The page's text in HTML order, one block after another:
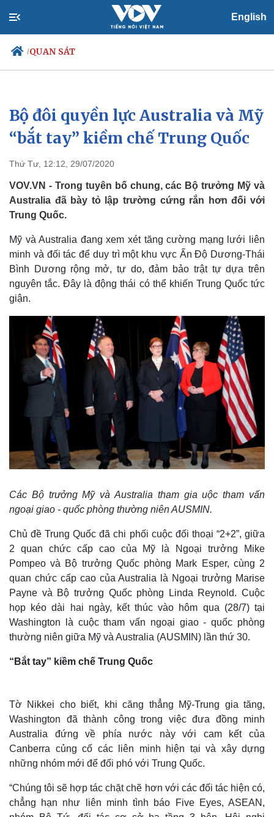
English
/QUAN SÁT
Chính trị
Đảng
Tổ chức nhân sự
Nhận diện sự thật
Xã hội
Tin 24h
Dự báo thời tiết
Việc làm
Biển đảo
Bộ đôi quyền lực Australia và Mỹ
“bắt tay” kiềm chế Trung Quốc
Thứ Tư, 12:12, 29/07/2020
VOV.VN - Trong tuyên bố chung, các Bộ trưởng Mỹ và
Australia đã bày tỏ lập trường cứng rắn hơn đối với
Trung Quốc.
Mỹ và Australia đang xem xét tăng cường mạng lưới liên
minh và đối tác để duy trì một khu vực Ấn Độ Dương-Thái
Bình Dương rộng mở, tự do, đảm bảo trật tự dựa trên
nguyên tắc. Đây là động thái có thể khiến Trung Quốc tức
giận.
Các Bộ trưởng Mỹ và Australia tham gia uộc tham vấn
ngoại giao - quốc phòng thường niên AUSMIN.
Chủ đề Trung Quốc đã chi phối cuộc đối thoại “2+2”, giữa
2 quan chức cấp cao của Mỹ là Ngoại trưởng Mike
Pompeo và Bộ trưởng Quốc phòng Mark Esper, cùng 2
quan chức cấp cao của Australia là Ngoại trưởng Marise
Payne và Bộ trưởng Quốc phòng Linda Reynold. Cuộc
họp kéo dài hai ngày, kết thúc vào hôm qua (28/7) tại
Washington là cuộc tham vấn ngoại giao - quốc phòng
thường niên giữa Mỹ và Australia (AUSMIN) lần thứ 30.
“Bắt tay” kiềm chế Trung Quốc
Tờ Nikkei cho biết, khi căng thẳng Mỹ-Trung gia tăng,
Washington đã thành công trong việc đưa đồng minh
Australia đứng về phía nước này với cam kết của
Canberra củng cố các liên minh hiện tại và xây dựng
những nhóm mới để đối phó với Trung Quốc.
“Chúng tôi sẽ hợp tác chặt chẽ hơn với các đối tác hiện có,
chẳng hạn như liên minh tình báo Five Eyes, ASEAN,